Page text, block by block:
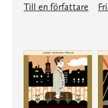
Till en författare